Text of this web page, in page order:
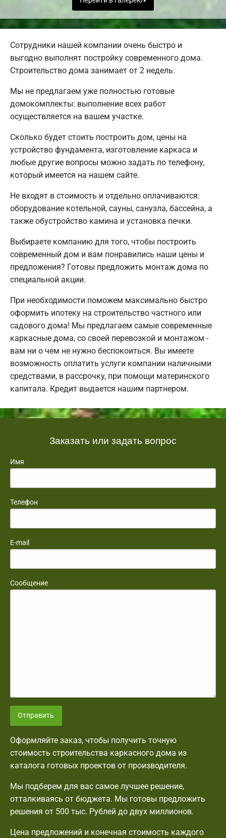
Сотрудники нашей компании очень быстро и
выгодно выполнят постройку современного дома.
Строительство дома занимает от 2 недель.
Мы не предлагаем уже полностью готовые
домокомплекты: выполнение всех работ
осуществляется на вашем участке.
Сколько будет стоить построить дом, цены на
устройство фундамента, изготовление каркаса и
любые другие вопросы можно задать по телефону,
который имеется на нашем сайте.
Не входят в стоимость и отдельно оплачиваются:
оборудование котельной, сауны, санузла, бассейна, а
также обустройство камина и установка печки.
Выбираете компанию для того, чтобы построить
современный дом и вам понравились наши цены и
предложения? Готовы предложить монтаж дома по
специальной акции.
При необходимости поможем максимально быстро
оформить ипотеку на строительство частного или
садового дома! Мы предлагаем самые современные
каркасные дома, со своей перевозкой и монтажом -
вам ни о чем не нужно беспокоиться. Вы имеете
возможность оплатить услуги компании наличными
средствами, в рассрочку, при помощи материнского
капитала. Кредит выдается нашим партнером.
Заказать или задать вопрос
Имя
Телефон
E-mail
Сообщение
Отправить
Оформляйте заказ, чтобы получить точную
стоимость строительства каркасного дома из
каталога готовых проектов от производителя.
Мы подберем для вас самое лучшее решение,
отталкиваясь от бюджета. Мы готовы предложить
решения от 500 тыс. Рублей до двух миллионов.
Цена предложений и конечная стоимость каждого